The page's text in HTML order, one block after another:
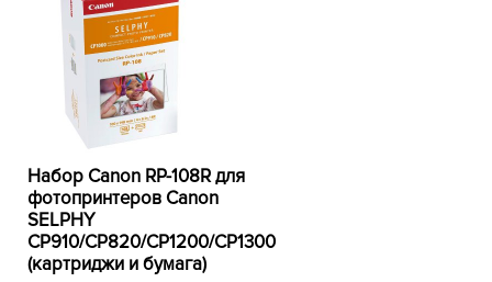
Набор Canon RP-108R для
фотопринтеров Canon
SELPHY
CP910/CP820/CP1200/CP1300
(картриджи и бумага)